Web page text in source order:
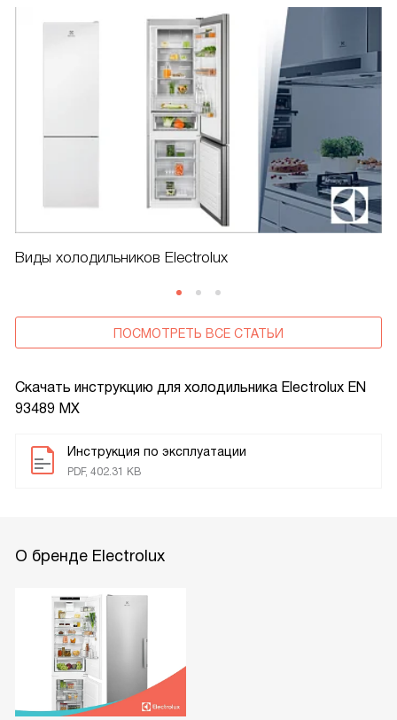
Скачать инструкцию для холодильника Electrolux EN
93489 MX
Инструкция по эксплуатации
PDF, 402.31 KB
Виды холодильников Electrolux
ПОСМОТРЕТЬ ВСЕ СТАТЬИ
О бренде Electrolux